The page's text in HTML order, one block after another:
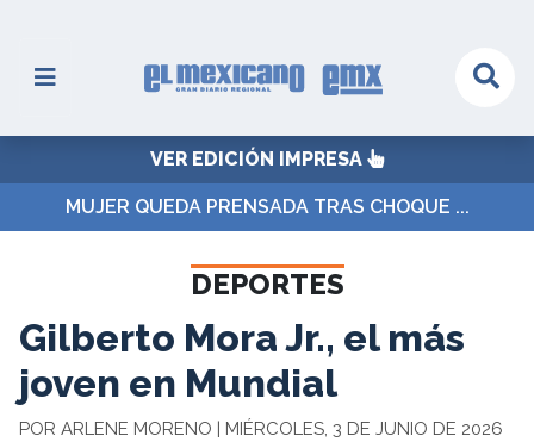
VER EDICIÓN IMPRESA
MUJER QUEDA PRENSADA TRAS CHOQUE ...
DEPORTES
Gilberto Mora Jr., el más
joven en Mundial
POR ARLENE MORENO | MIÉRCOLES, 3 DE JUNIO DE 2026